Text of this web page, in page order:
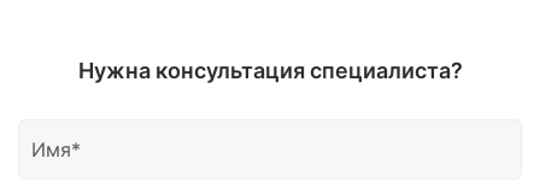
Нужна консультация специалиста?